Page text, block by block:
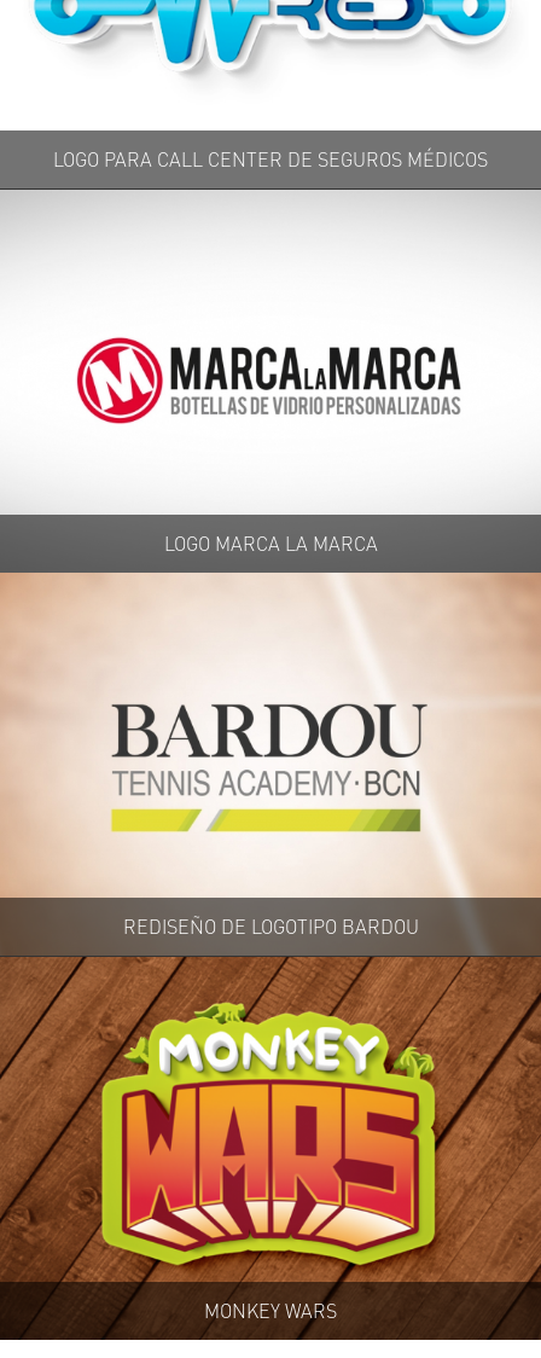
LOGO PARA CALL CENTER DE SEGUROS MÉDICOS
LOGO MARCA LA MARCA
REDISEÑO DE LOGOTIPO BARDOU
MONKEY WARS